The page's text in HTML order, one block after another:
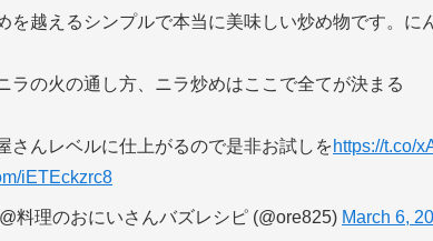
を越えるシンプルで本当に美味しい炒め物です。に
ラの火の通し方、ニラ炒めはここで全てが決まる
さんレベルに仕上がるので是非お試しを https://t.co/
iETEckzrc8
料理のおにいさんバズレシピ (@ore825) March 6,